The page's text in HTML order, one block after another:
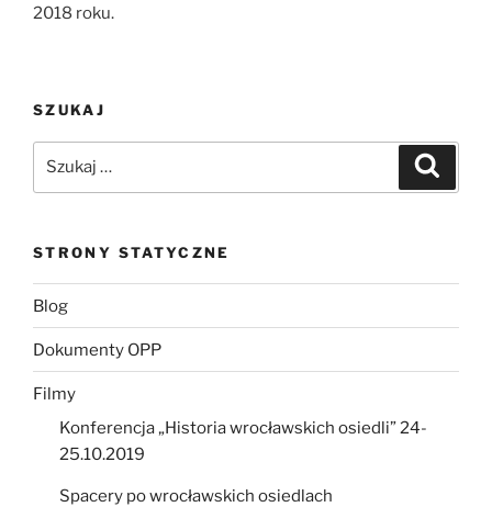
2018 roku.
SZUKAJ
STRONY STATYCZNE
Blog
Dokumenty OPP
Filmy
Konferencja „Historia wrocławskich osiedli” 24-
25.10.2019
Spacery po wrocławskich osiedlach